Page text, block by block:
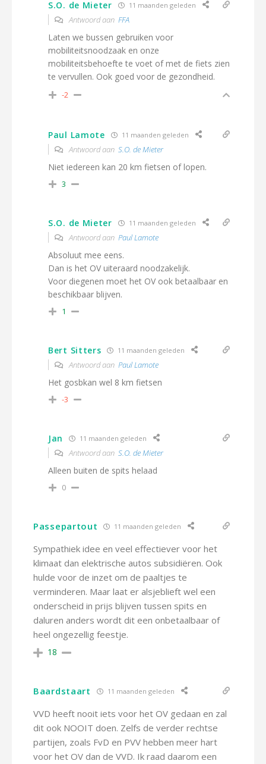
S.O. de Mieter 11 maanden geleden
Antwoord aan FFA
Laten we bussen gebruiken voor
mobiliteitsnoodzaak en onze
mobiliteitsbehoefte te voet of met de fiets zien
te vervullen. Ook goed voor de gezondheid.
-2
Paul Lamote 11 maanden geleden
Antwoord aan S.O. de Mieter
Niet iedereen kan 20 km fietsen of lopen.
3
S.O. de Mieter 11 maanden geleden
Antwoord aan Paul Lamote
Absoluut mee eens.
Dan is het OV uiteraard noodzakelijk.
Voor diegenen moet het OV ook betaalbaar en
beschikbaar blijven.
1
Bert Sitters 11 maanden geleden
Antwoord aan Paul Lamote
Het gosbkan wel 8 km fietsen
-3
Jan 11 maanden geleden
Antwoord aan S.O. de Mieter
Alleen buiten de spits helaad
0
Passepartout 11 maanden geleden
Sympathiek idee en veel effectiever voor het
klimaat dan elektrische autos subsidiëren. Ook
hulde voor de inzet om de paaltjes te
verminderen. Maar laat er alsjeblieft wel een
onderscheid in prijs blijven tussen spits en
daluren anders wordt dit een onbetaalbaar of
heel ongezellig feestje.
18
Baardstaart 11 maanden geleden
VVD heeft nooit iets voor het OV gedaan en zal
dit ook NOOIT doen. Zelfs de verder rechtse
partijen, zoals FvD en PVV hebben meer hart
voor het OV dan de VVD. Ik raad daarom een